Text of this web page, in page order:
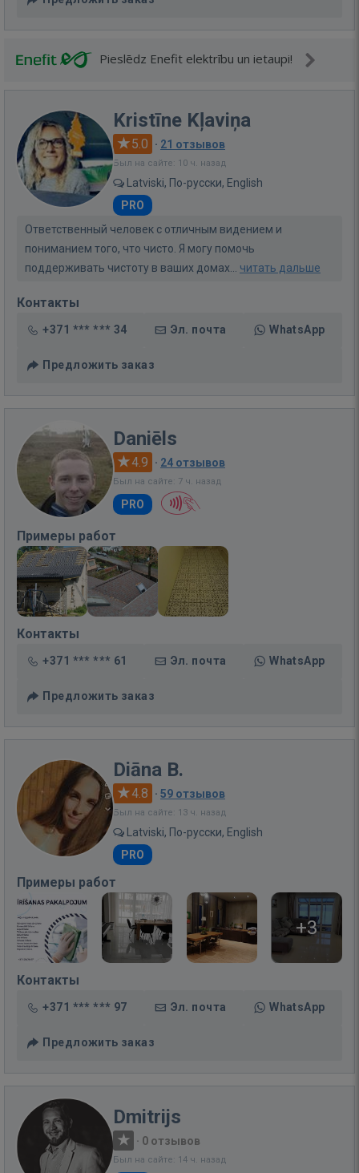
Pieslēdz Enefit elektrību un ietaupi!
Kristīne Kļaviņa
5.0 · 21 отзывов
Был на сайте: 10 ч. назад
Latviski, По-русски, English
PRO
Ответственный человек с отличным видением и
пониманием того, что чисто. Я могу помочь
поддерживать чистоту в ваших домах... читать дальше
Контакты
+371 *** *** 34 Эл. почта WhatsApp
Предложить заказ
Daniēls
4.9 · 24 отзывов
Был на сайте: 7 ч. назад
PRO
Примеры работ
Контакты
+371 *** *** 61 Эл. почта WhatsApp
Предложить заказ
Diāna B.
4.8 · 59 отзывов
Был на сайте: 13 ч. назад
Latviski, По-русски, English
PRO
Примеры работ
+3
Контакты
+371 *** *** 97 Эл. почта WhatsApp
Предложить заказ
Dmitrijs
· 0 отзывов
Был на сайте: 14 ч. назад